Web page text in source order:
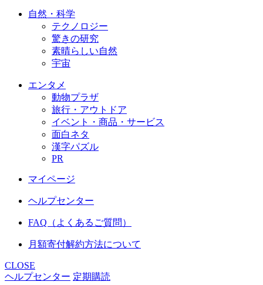
自然・科学
テクノロジー
驚きの研究
素晴らしい自然
宇宙
エンタメ
動物プラザ
旅行・アウトドア
イベント・商品・サービス
面白ネタ
漢字パズル
PR
マイページ
ヘルプセンター
FAQ（よくあるご質問）
月額寄付解約方法について
CLOSE
ヘルプセンター 定期購読